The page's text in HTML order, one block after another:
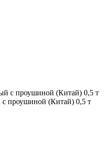
проушиной (Китай) 0,5 т